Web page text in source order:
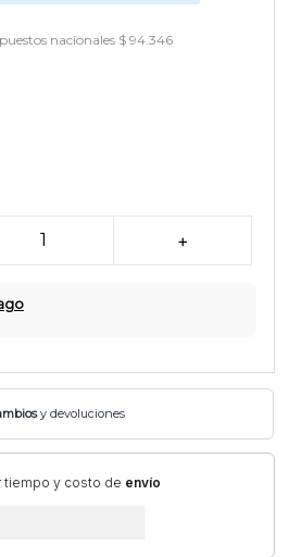
nacionales $ 94.346
1 +
y devoluciones
tiempo y costo de envío